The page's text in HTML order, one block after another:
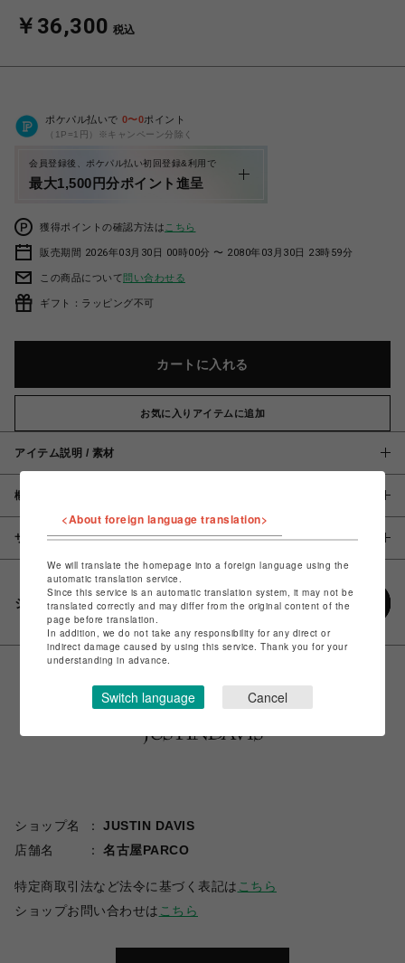
￥36,300 税込
ポケパル払いで 0〜0ポイント
（1P=1円）※キャンペーン分除く
会員登録後、ポケパル払い初回登録&利用で
最大1,500円分ポイント進呈
獲得ポイントの確認方法は こちら
販売期間 2026年03月30日 00時00分 〜 2080年03月30日 23時59分
この商品について問い合わせる
ギフト：ラッピング不可
カートに入れる
お気に入りアイテムに追加
アイテム説明 / 素材
概要
サイズ
シェアする
ショップ名
JUSTIN DAVIS
店舗名
名古屋PARCO
特定商取引法など法令に基づく表記は こちら
ショップお問い合わせは こちら
<About foreign language translation>
We will translate the homepage into a foreign language using the
automatic translation service.
Since this service is an automatic translation system, it may not be
translated correctly and may differ from the original content of the
page before translation.
In addition, we do not take any responsibility for any direct or
indirect damage caused by using this service. Thank you for your
understanding in advance.
Switch language Cancel